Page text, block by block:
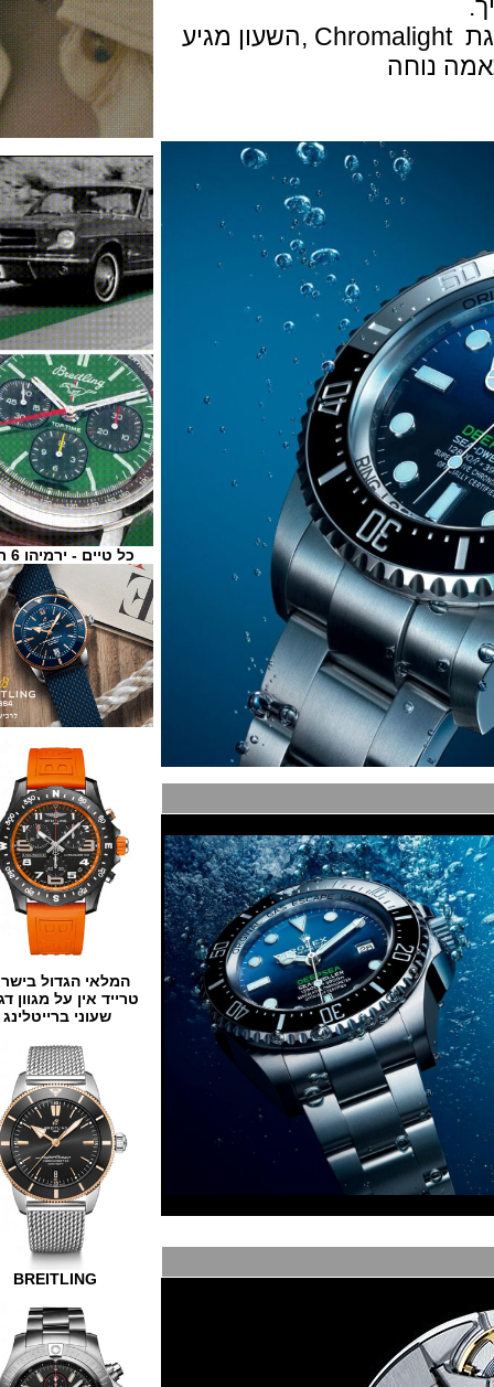
חוגת השעון חכולה או שחורה עם תצוגת Chromalight ,השעון מגיע
כל טיים - ירמיהו 6 ת"א
המלאי הגדול בישראל
טרייד אין על מגוון דגמים
שעוני ברייטלינג
BREITLING